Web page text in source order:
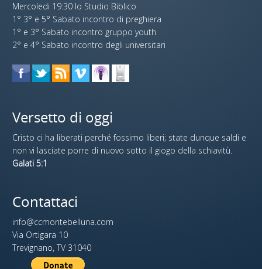
Mercoledi 19:30 lo Studio Biblico
1° 3° e 5° Sabato incontro di preghiera
1° e 3° Sabato incontro gruppo youth
2° e 4° Sabato incontro degli universitari
Versetto di oggi
Cristo ci ha liberati perché fossimo liberi; state dunque saldi e
non vi lasciate porre di nuovo sotto il giogo della schiavitù.
Galati 5:1
Contattaci
info@ccmontebelluna.com
Via Ortigara 10
Trevignano, TV 31040